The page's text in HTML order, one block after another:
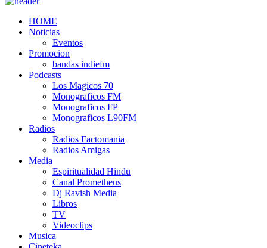
HOME
Noticias
Eventos
Promocion
bandas indiefm
Podcasts
Los Magicos 70
Monograficos FM
Monograficos FP
Monograficos L90FM
Radios
Radios Factomania
Radios Amigas
Media
Espiritualidad Hindu
Canal Prometheus
Dj Ravish Media
Libros
TV
Videoclips
Musica